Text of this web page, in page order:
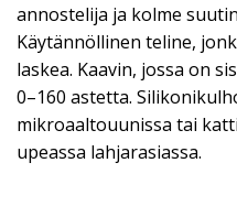
annostelija ja kolme
Käytännöllinen teline,
laskea. Kaavin, jossa on
0–160 astetta.
mikroaaltouunissa tai
upeassa lahjarasiassa.